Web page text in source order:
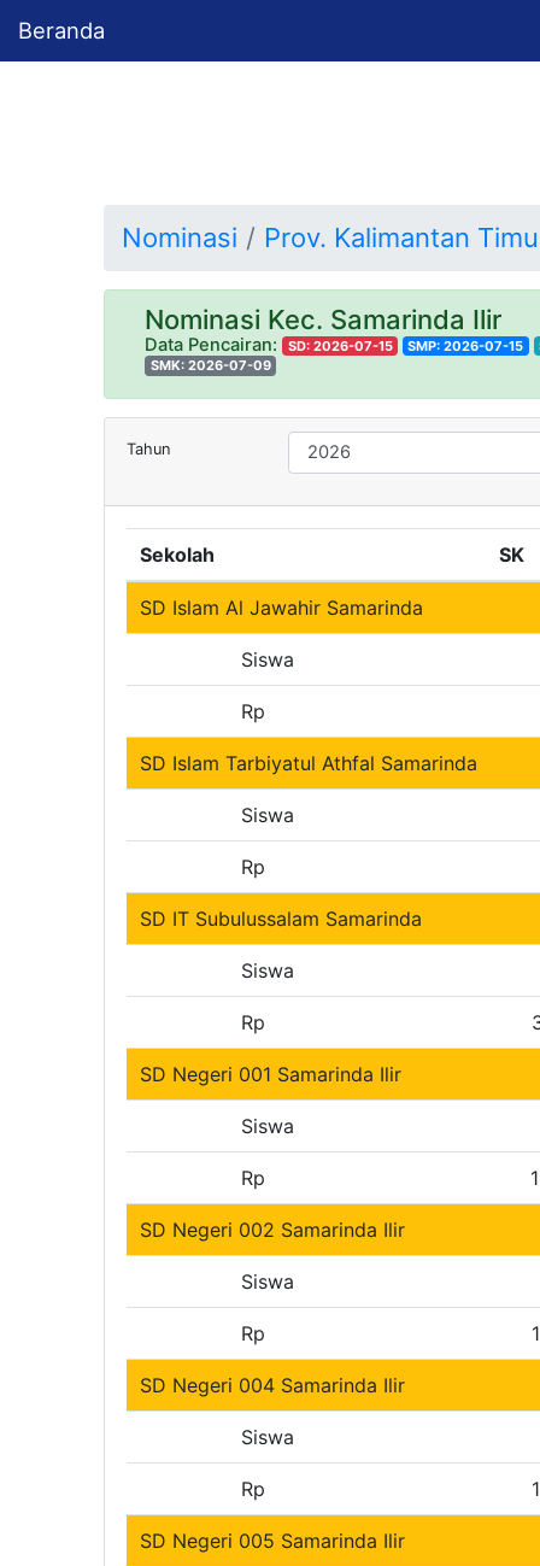
Beranda
Nominasi Prov. Kalimantan
Nominasi Kec. Samarinda Ilir
Data Pencairan: SD: 2026-07-15 SMP: 2026-07-15
SMK: 2026-07-09
Tahun
Sekolah SK
SD Islam Al Jawahir Samarinda
Siswa
Rp
SD Islam Tarbiyatul Athfal Samarinda
Siswa
Rp
SD IT Subulussalam Samarinda
Siswa
Rp
SD Negeri 001 Samarinda Ilir
Siswa
Rp
SD Negeri 002 Samarinda Ilir
Siswa
Rp
SD Negeri 004 Samarinda Ilir
Siswa
Rp
SD Negeri 005 Samarinda Ilir